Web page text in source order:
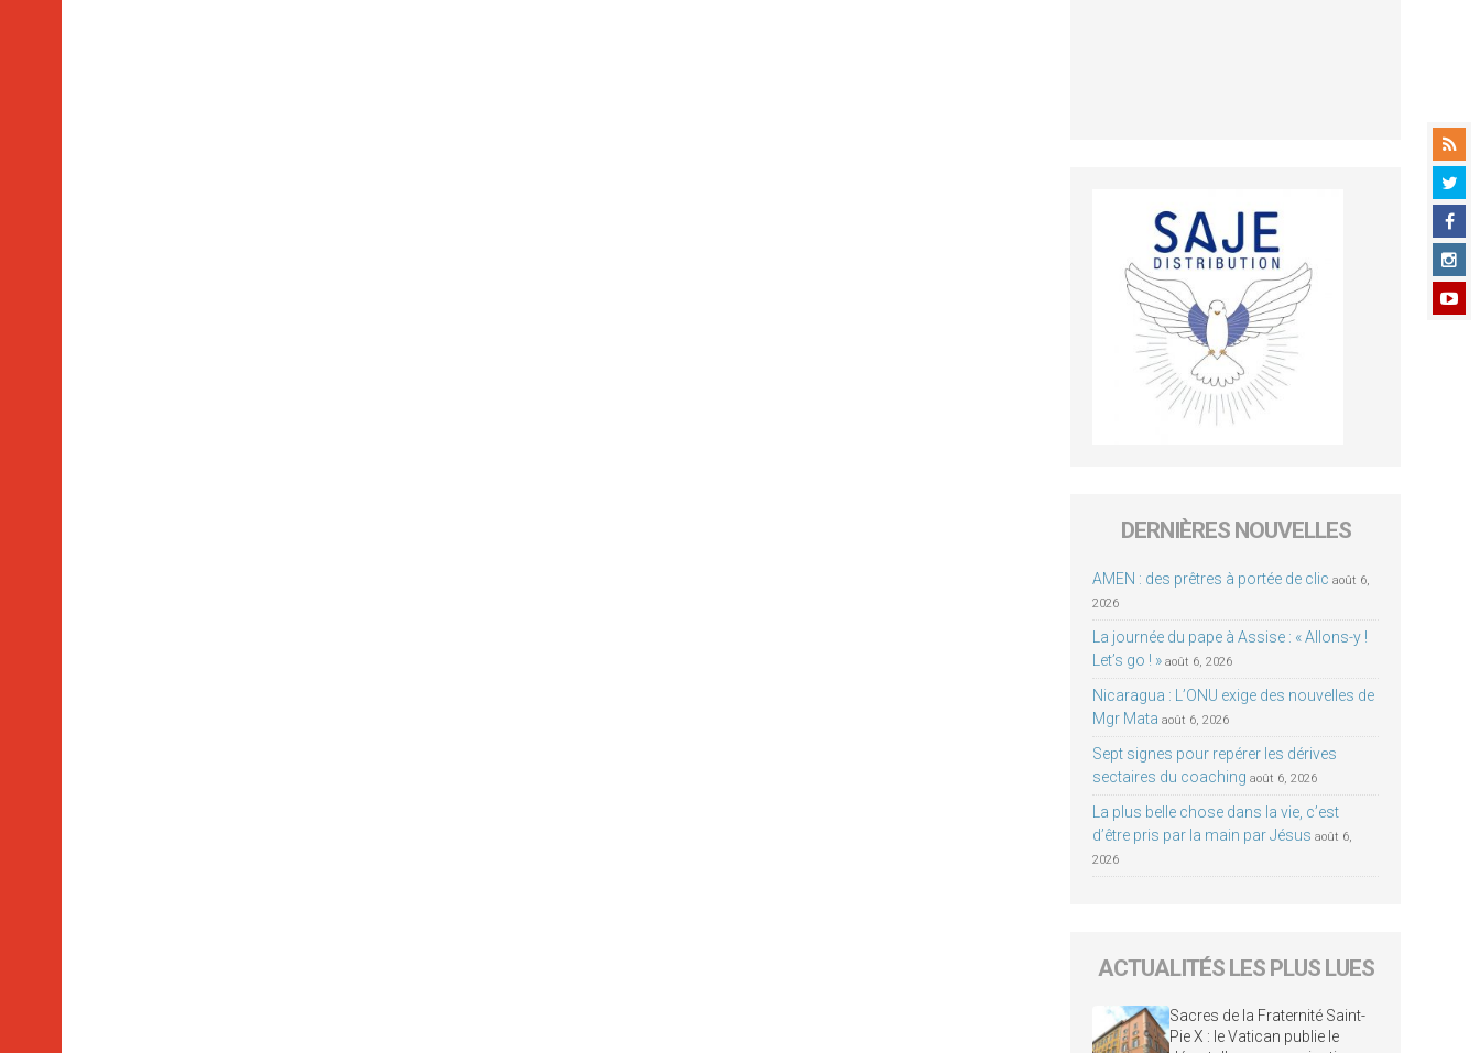
DERNIÈRES NOUVELLES
AMEN : des prêtres à portée de clic août 6,
2026
La journée du pape à Assise : « Allons-y !
Let’s go ! » août 6, 2026
Nicaragua : L’ONU exige des nouvelles de
Mgr Mata août 6, 2026
Sept signes pour repérer les dérives
sectaires du coaching août 6, 2026
La plus belle chose dans la vie, c’est
d’être pris par la main par Jésus août 6,
2026
ACTUALITÉS LES PLUS LUES
Sacres de la Fraternité Saint-
Pie X : le Vatican publie le